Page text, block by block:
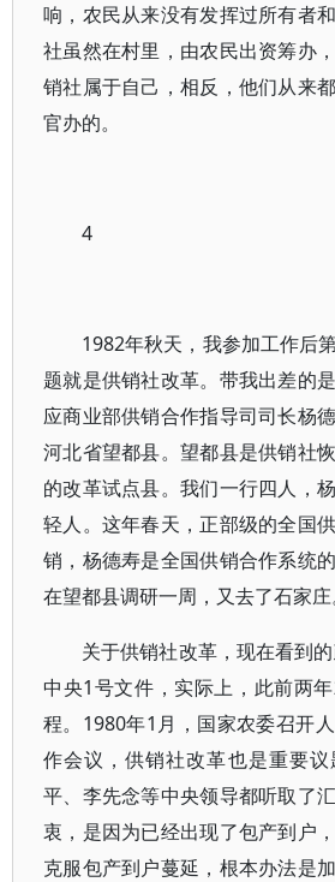
响，农民从来没有发挥过所有者
社虽然在村里，由农民出资筹办
销社属于自己，相反，他们从来
官办的。
4
1982年秋天，我参加工作后
题就是供销社改革。带我出差的
应商业部供销合作指导司司长杨
河北省望都县。望都县是供销社
的改革试点县。我们一行四人，
轻人。这年春天，正部级的全国
销，杨德寿是全国供销合作系统
在望都县调研一周，又去了石家庄
关于供销社改革，现在看到
中央1号文件，实际上，此前两
程。1980年1月，国家农委召开
作会议，供销社改革也是重要
平、李先念等中央领导都听取了
衷，是因为已经出现了包产到户
克服包产到户蔓延，根本办法是